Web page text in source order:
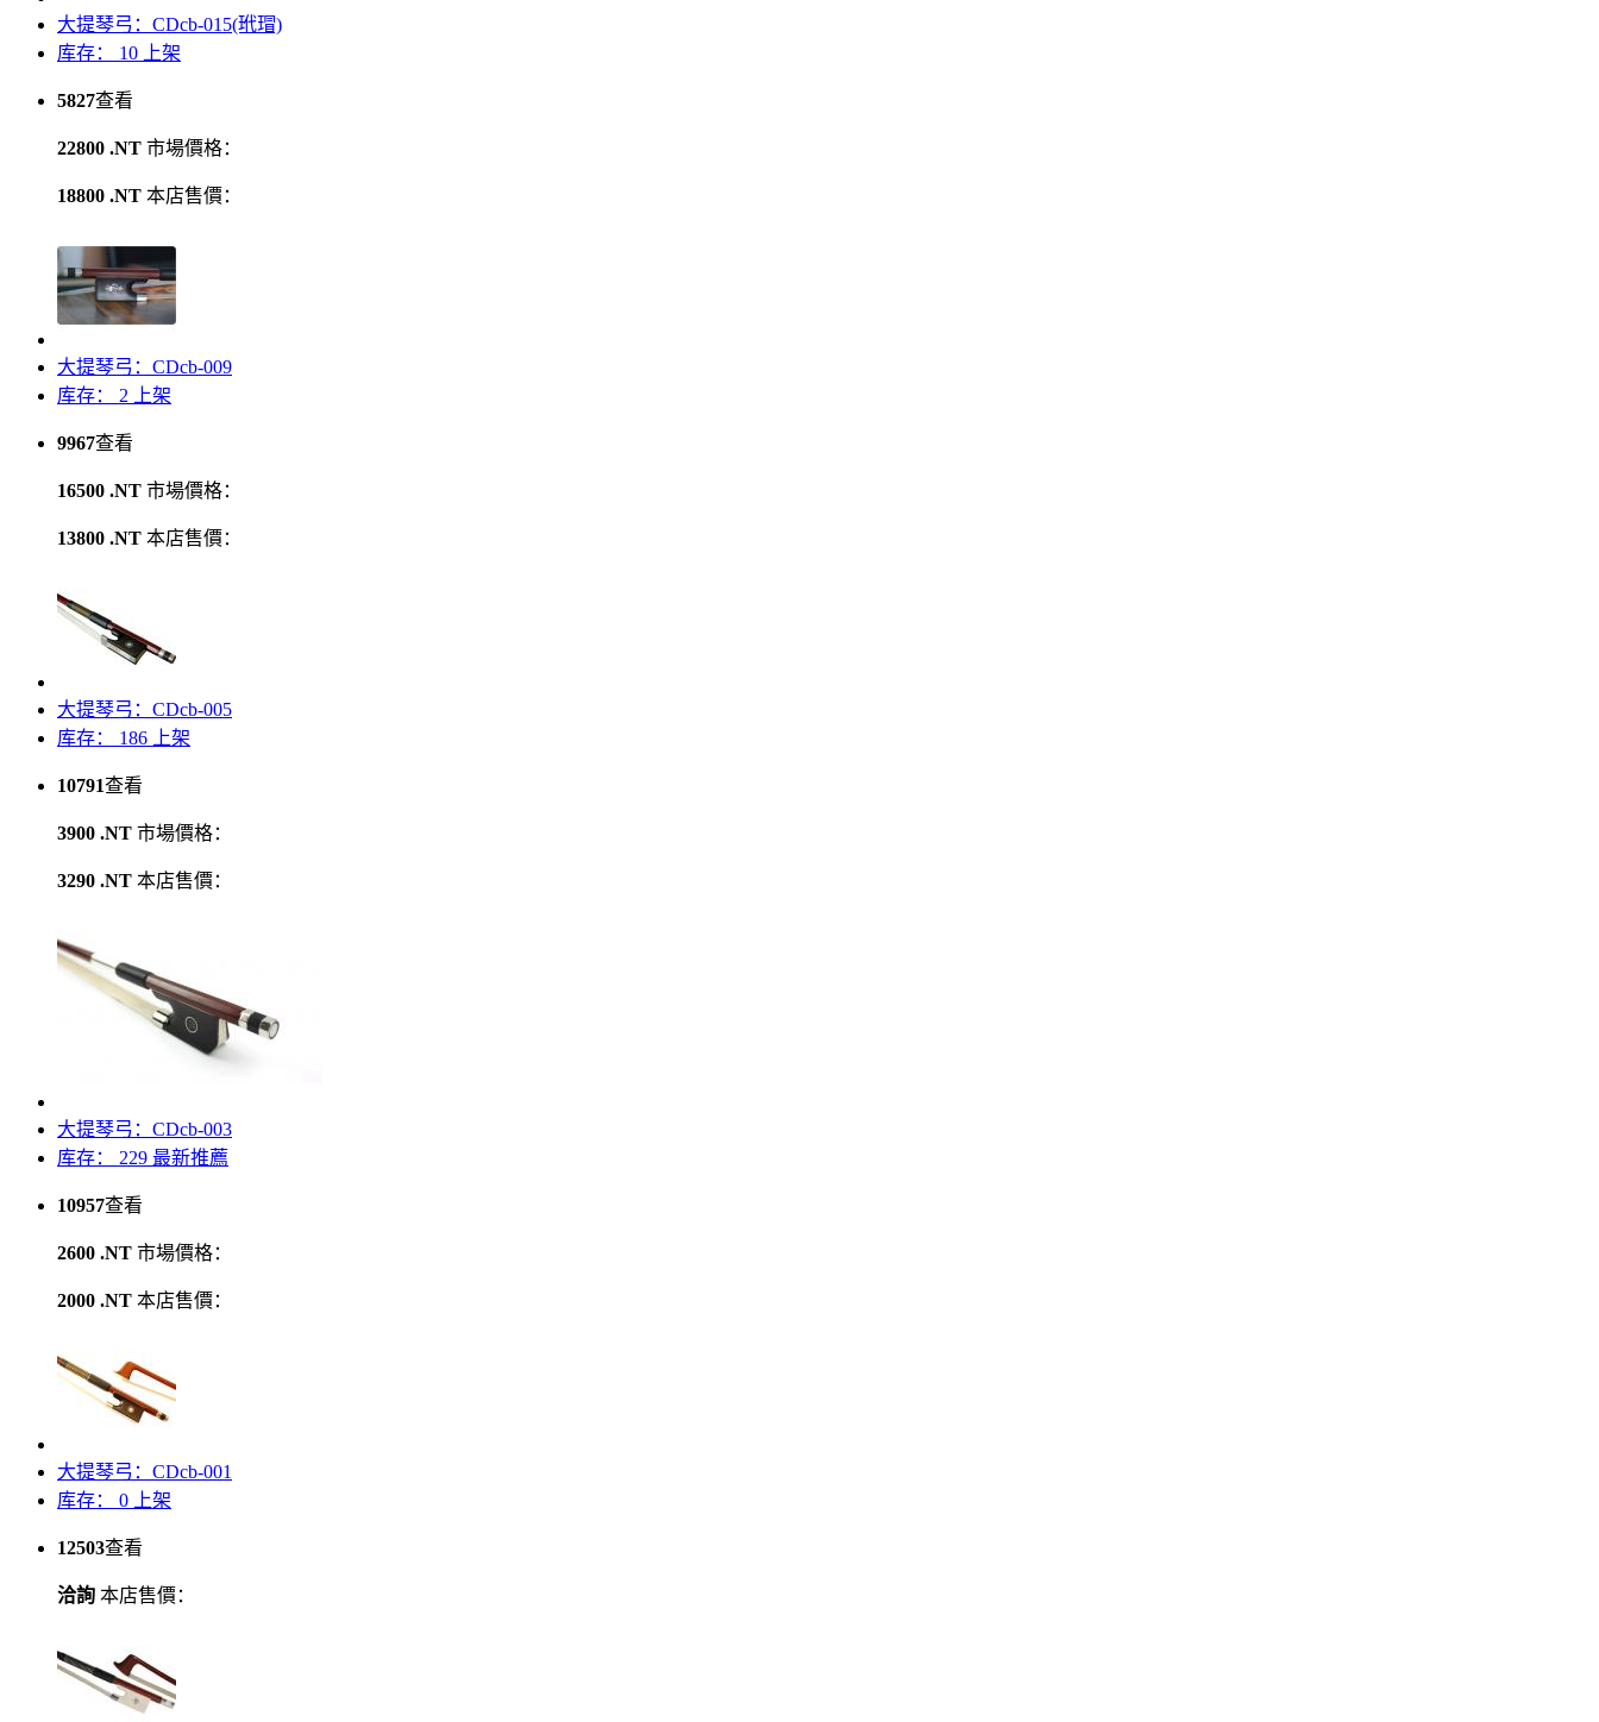
大提琴弓：CDcb-015(玳瑁)
库存： 10
上架
5827查看
22800 .NT 市場價格：
18800 .NT 本店售價：
大提琴弓：CDcb-009
库存： 2
上架
9967查看
16500 .NT 市場價格：
13800 .NT 本店售價：
大提琴弓：CDcb-005
库存： 186
上架
10791查看
3900 .NT 市場價格：
3290 .NT 本店售價：
大提琴弓：CDcb-003
库存： 229 最新推薦
10957查看
2600 .NT 市場價格：
2000 .NT 本店售價：
大提琴弓：CDcb-001
库存： 0 上架
12503查看
洽詢 本店售價：